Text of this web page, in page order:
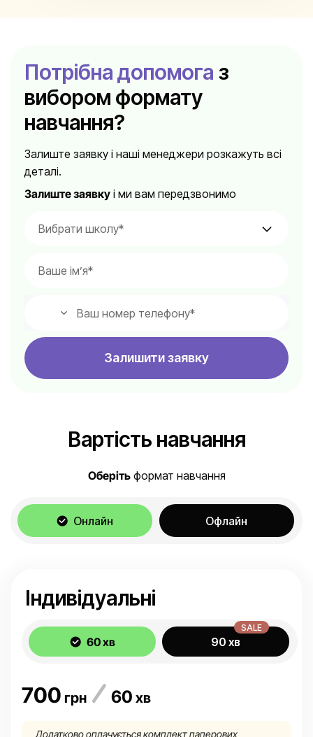
Потрібна допомога з
вибором формату
навчання?
Залиште заявку і наші менеджери розкажуть всі
деталі.
Залиште заявку і ми вам передзвонимо
Залишити заявку
Вартість навчання
Оберітьформат навчання
Онлайн Офлайн
Індивідуальні
60 хв 90 хв
SALE
700 грн 60 хв
Додатково оплачується комплект паперових